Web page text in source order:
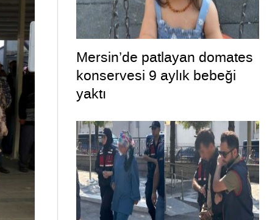
Mersin’de patlayan domates
konservesi 9 aylık bebeği
yaktı